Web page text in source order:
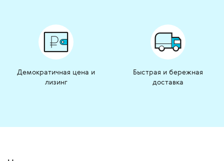
Демократичная цена и
лизинг
Быстрая и бережная
доставка